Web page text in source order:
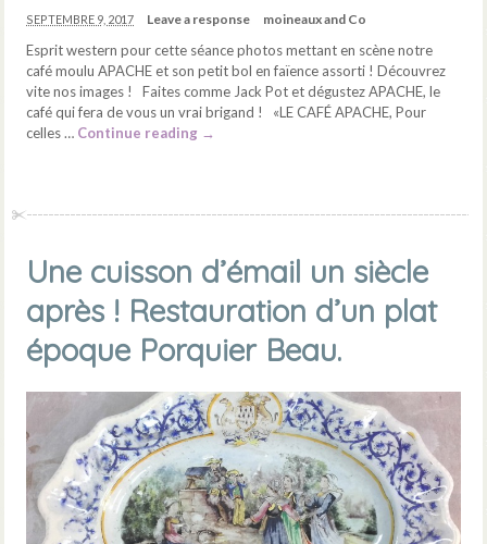
SEPTEMBRE 9, 2017 Leave a response moineaux and Co
Esprit western pour cette séance photos mettant en scène notre
café moulu APACHE et son petit bol en faïence assorti ! Découvrez
vite nos images ! Faites comme Jack Pot et dégustez APACHE, le
café qui fera de vous un vrai brigand ! «LE CAFÉ APACHE, Pour
celles … Continue reading →
Une cuisson d’émail un siècle
après ! Restauration d’un plat
époque Porquier Beau.